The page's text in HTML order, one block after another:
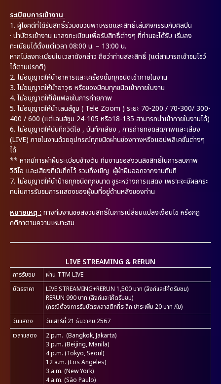
ระเบียบการเข้างาน
1. ผู้โชคดีที่ได้รับสิทธิ์ร่วมขบวนพาเหรดและสิทธิ์เล่นกิจกรรมกับศิลปิน
· นำบัตรเข้างาน มาลงทะเบียนเพื่อรับสิทธิ์ต่างๆ ที่ท่านจะได้รับ เริ่มลง
ทะเบียนได้ตั้งแต่เวลา 08:00 น. – 13:00 น.
หากไม่ลงทะเบียนในเวลาดังกล่าว ถือว่าท่านสละสิทธิ์ (แต่สามารถเข้าชมโชว์
ได้ตามปรกติ)
2. ไม่อนุญาตให้นำอาหารและเครื่องดื่มทุกชนิดเข้าภายในงาน
3. ไม่อนุญาตให้นำอาวุธ หรือของมีคมทุกชนิดเข้าภายในงาน
4. ไม่อนุญาตให้ใช้แฟลชในการถ่ายภาพ
5. ไม่อนุญาตให้นำเลนส์ซูม ( Tele Zoom ) ระยะ 70-200 / 70-300/ 300-
400 / 600 (แต่เลนส์ซูม 24-105 หรือ18-135 สามารถนำเข้าภายในงานได้)
6. ไม่อนุญาตให้บันทึกวิดีโอ , บันทึกเสียง , การถ่ายทอดสดภาพและเสียง
(LIVE) ภายในงานด้วยอุปกรณ์ทุกชนิดผ่านช่องทางหรือแอปพลิเคชั่นต่างๆ
ได้
** หากมีการผ่าฝืนระเบียบข้างต้น ทีมงานขอสงวนลิขสิทธิ์ในการลบภาพ
วิดีโอ และเสียงที่บันทึกไว้ รวมถึงเชิญ ผู้ฝ่าฝืนออกจากงานทันที
7. ไม่อนุญาตให้นำป้ายทุกชนิดทุกขนาด ชูระหว่างการแสดง เพราะจะมีผลกระ
ทบในการรับชมการแสดงของผู้ชมที่อยู่ด้านหลังของท่าน
หมายเหตุ : ทางทีมงานขอสงวนสิทธิ์ในการเปลี่ยนแปลงเงื่อนไข หรือกฎ
กติกาตามความเหมาะสม
LIVE STREAMING & RERUN
การรับชม
ผ่าน TTM LIVE
บัตรราคา
LIVE STREAMING+RERUN 1,500 บาท (ลิงก์และโค้ดรับชม)
RERUN 990 บาท (ลิงก์และโค้ดรับชม)
(กรณีต้องการรับบัตรพลาสติกที่ระลึก ชำระเพิ่ม 20 บาท /ใบ)
วันแสดง
วันเสาร์ที่ 21 ธันวาคม 2567
เวลาแสดง
2 p.m. (Bangkok, Jakarta)
3 p.m. (Beijing, Manila)
4 p.m. (Tokyo, Seoul)
12 a.m. (Los Angeles)
3 a.m. (New York)
4 a.m. (São Paulo)